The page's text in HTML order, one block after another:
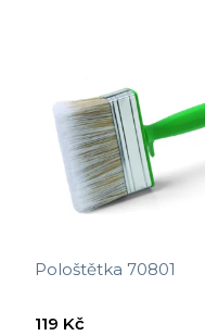
Pološtětka 70801
119 Kč